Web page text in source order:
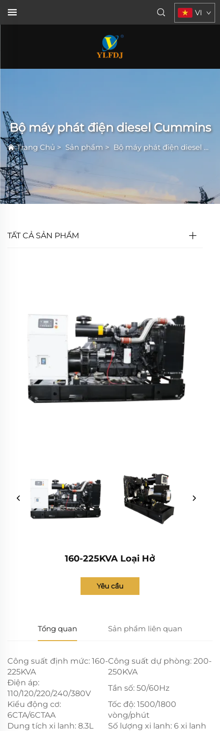
VI
Bộ máy phát điện diesel Cummins
Trang Chủ > Sản phẩm > Bộ máy phát điện diesel Cummins
TẤT CẢ SẢN PHẨM
160-225KVA Loại Hở
Yêu cầu
Tổng quan Sản phẩm liên quan
Công suất định mức: 160-
225KVA
Công suất dự phòng: 200-
250KVA
Điện áp:
110/120/220/240/380V
Tần số: 50/60Hz
Kiểu động cơ:
6CTA/6CTAA
Tốc độ: 1500/1800
vòng/phút
Dung tích xi lanh: 8.3L
Số lượng xi lanh: 6 xi lanh